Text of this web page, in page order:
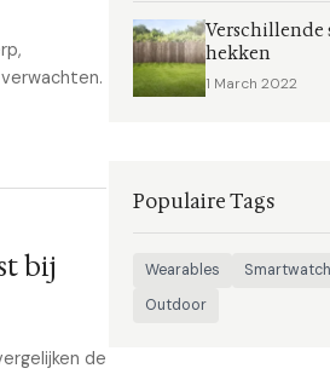
bij
de
Verschillende
hekken
1 March 2022
Populaire Tags
Wearables Smartwatch
Outdoor